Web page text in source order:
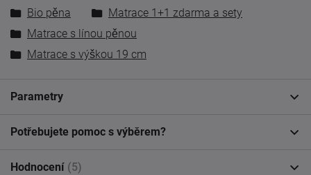
Bio pěna
Matrace 1+1 zdarma a sety
Matrace s línou pěnou
Matrace s výškou 19 cm
Parametry
Potřebujete pomoc s výběrem?
Hodnocení (5)